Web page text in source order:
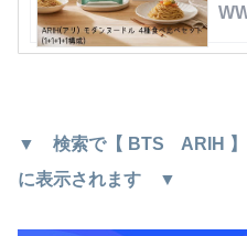
▼ 検索で【 BTS ARIH 】
に表示されます ▼